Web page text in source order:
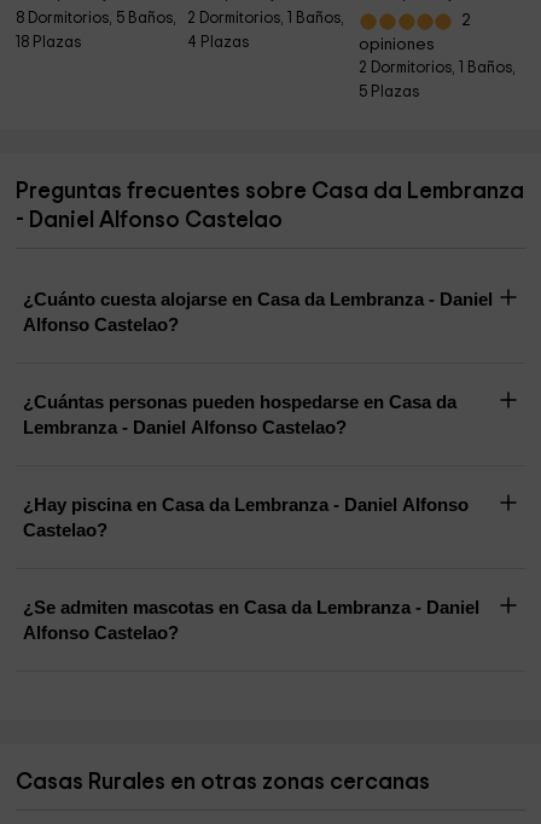
8 Dormitorios, 5 Baños,
18 Plazas
2 Dormitorios, 1 Baños,
4 Plazas
2
opiniones
2 Dormitorios, 1 Baños,
5 Plazas
Preguntas frecuentes sobre Casa da Lembranza
- Daniel Alfonso Castelao
¿Cuánto cuesta alojarse en Casa da Lembranza - Daniel
Alfonso Castelao?
¿Cuántas personas pueden hospedarse en Casa da
Lembranza - Daniel Alfonso Castelao?
¿Hay piscina en Casa da Lembranza - Daniel Alfonso
Castelao?
¿Se admiten mascotas en Casa da Lembranza - Daniel
Alfonso Castelao?
Casas Rurales en otras zonas cercanas